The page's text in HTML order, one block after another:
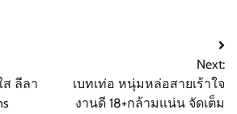
ลีลา
Next:
เบทเท่อ หนุ่มหล่อสายเร้าใจ
งานดี 18+กล้ามแน่น จัดเต็ม